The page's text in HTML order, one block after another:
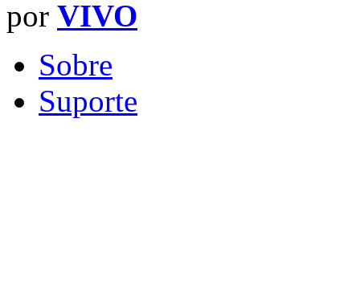
por VIVO
Sobre
Suporte